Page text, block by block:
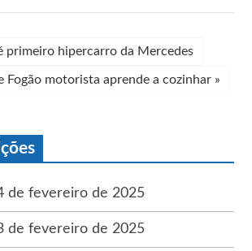
primeiro hipercarro da Mercedes
Fogão motorista aprende a cozinhar »
de fevereiro de 2025
de fevereiro de 2025